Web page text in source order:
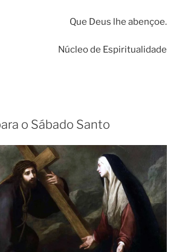
Que Deus lhe abençoe.
Núcleo de Espiritualidade
o Sábado Santo